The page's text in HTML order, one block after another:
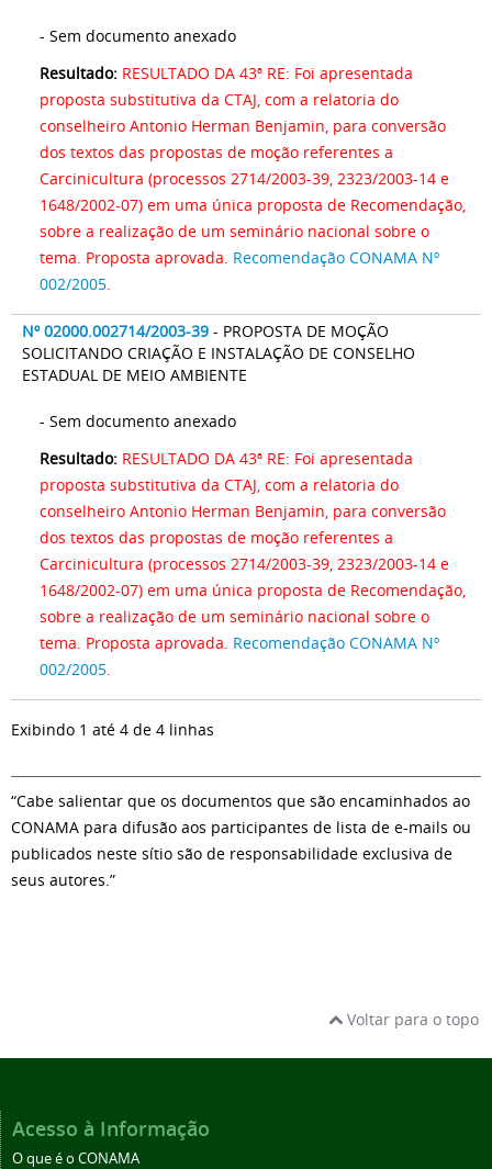
- Sem documento anexado
Resultado: RESULTADO DA 43ª RE: Foi apresentada
proposta substitutiva da CTAJ, com a relatoria do
conselheiro Antonio Herman Benjamin, para conversão
dos textos das propostas de moção referentes a
Carcinicultura (processos 2714/2003-39, 2323/2003-14 e
1648/2002-07) em uma única proposta de Recomendação,
sobre a realização de um seminário nacional sobre o
tema. Proposta aprovada. Recomendação CONAMA Nº
002/2005.
Nº 02000.002714/2003-39 - PROPOSTA DE MOÇÃO
SOLICITANDO CRIAÇÃO E INSTALAÇÃO DE CONSELHO
ESTADUAL DE MEIO AMBIENTE
- Sem documento anexado
Resultado: RESULTADO DA 43ª RE: Foi apresentada
proposta substitutiva da CTAJ, com a relatoria do
conselheiro Antonio Herman Benjamin, para conversão
dos textos das propostas de moção referentes a
Carcinicultura (processos 2714/2003-39, 2323/2003-14 e
1648/2002-07) em uma única proposta de Recomendação,
sobre a realização de um seminário nacional sobre o
tema. Proposta aprovada. Recomendação CONAMA Nº
002/2005.
Exibindo 1 até 4 de 4 linhas
“Cabe salientar que os documentos que são encaminhados ao
CONAMA para difusão aos participantes de lista de e-mails ou
publicados neste sítio são de responsabilidade exclusiva de
seus autores.”
Voltar para o topo
Acesso à Informação
O que é o CONAMA